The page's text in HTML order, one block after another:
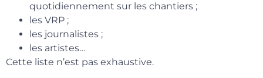
quotidiennement sur les chantiers ;
les VRP ;
les journalistes ;
les artistes…
Cette liste n’est pas exhaustive.